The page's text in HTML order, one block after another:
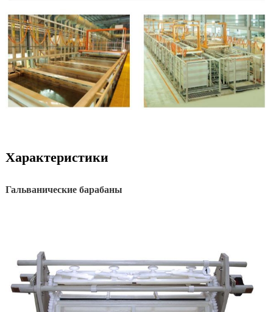
Характеристики
Гальванические барабаны